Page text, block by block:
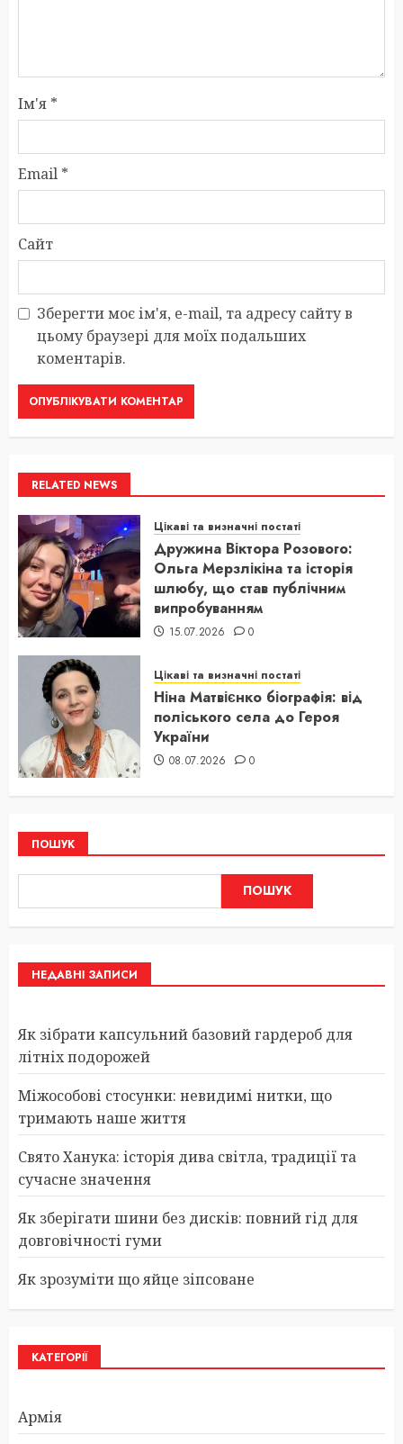
Ім'я *
Email *
Сайт
Зберегти моє ім'я, e-mail, та адресу сайту в
цьому браузері для моїх подальших
коментарів.
RELATED NEWS
Цікаві та визначні постаті
Дружина Віктора Розового:
Ольга Мерзлікіна та історія
шлюбу, що став публічним
випробуванням
15.07.2026 0
Цікаві та визначні постаті
Ніна Матвієнко біографія: від
поліського села до Героя
України
08.07.2026 0
ПОШУК
ПОШУК
НЕДАВНІ ЗАПИСИ
Як зібрати капсульний базовий гардероб для
літніх подорожей
Міжособові стосунки: невидимі нитки, що
тримають наше життя
Свято Ханука: історія дива світла, традиції та
сучасне значення
Як зберігати шини без дисків: повний гід для
довговічності гуми
Як зрозуміти що яйце зіпсоване
КАТЕГОРІЇ
Армія